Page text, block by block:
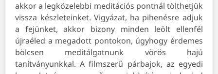
akkor a legközelebbi meditációs pontnál tölthetjük
vissza készleteinket. Vigyázat, ha pihenésre adjuk
a fejünket, akkor bizony minden leölt ellenfél
újraéled a megadott pontokon, úgyhogy érdemes
bölcsen meditálgatnunk vörös hajú
tanítványunkkal. A filmszerű párbajok, az egyedi